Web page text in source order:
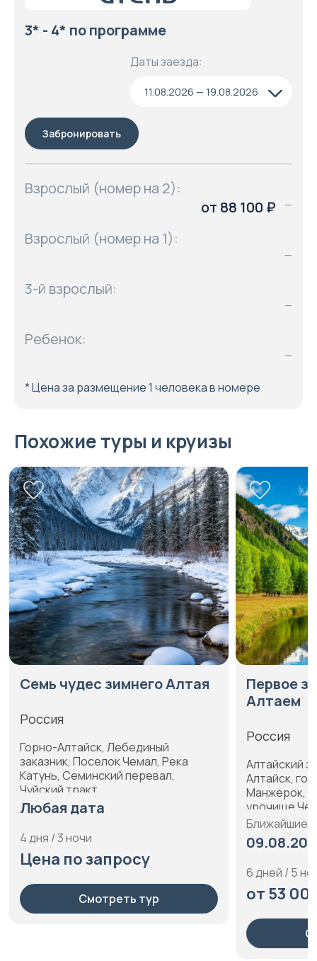
3* - 4* по программе
Даты заезда:
11.08.2026 — 19.08.2026
Забронировать
Взрослый (номер на 2):
от 88 100 ₽
—
Взрослый (номер на 1):
—
3-й взрослый:
—
Ребенок:
—
* Цена за размещение 1 человека в номере
Похожие туры и круизы
Семь чудес зимнего Алтая
Россия
Горно-Алтайск, Лебединый
заказник, Поселок Чемал, Река
Катунь, Семинский перевал,
Чуйский тракт
Любая дата
4 дня / 3 ночи
Цена по запросу
Смотреть тур
Первое
Алтаем
Россия
Алтайский
Алтайск,
Манжерок,
урочище Че-
Ближайшие
6 дней / 5 ночей
от 53 000